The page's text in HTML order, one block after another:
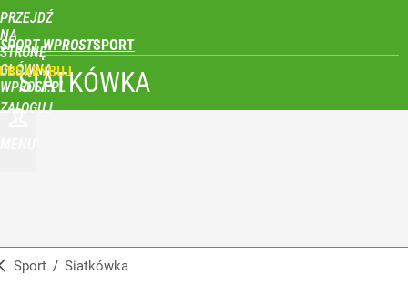
PRZEJDŹ
NA
STRONĘ
GŁÓWNĄ
WPROST.PL
SPORT WPROST
ZALOGUJ
SIATKÓWKA
Sport / Siatkówka